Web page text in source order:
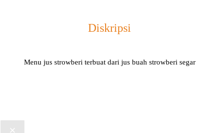
Diskripsi
Menu jus strowberi terbuat dari jus buah strowberi segar